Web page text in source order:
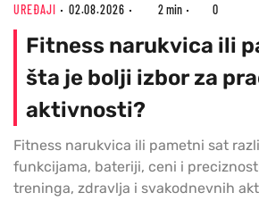
UREĐAJI 02.08.2026 2 min 0
Fitness narukvica ili
šta je bolji izbor za
aktivnosti?
Fitness narukvica ili pametni sat
funkcijama, bateriji, ceni i
treninga, zdravlja i svakodnevnih